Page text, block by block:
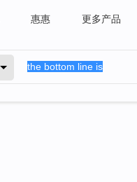
惠惠 更多产品